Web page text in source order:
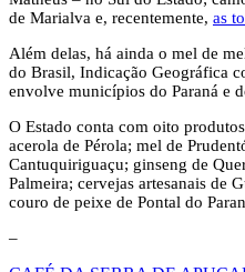
de Marialva e, recentemente, as
Além delas, há ainda o mel de
do Brasil, Indicação Geográfica
envolve municípios do Paraná e
O Estado conta com oito
acerola de Pérola; mel de
Cantuquiriguaçu; ginseng de
Palmeira; cervejas artesanais de
couro de peixe de Pontal do
–